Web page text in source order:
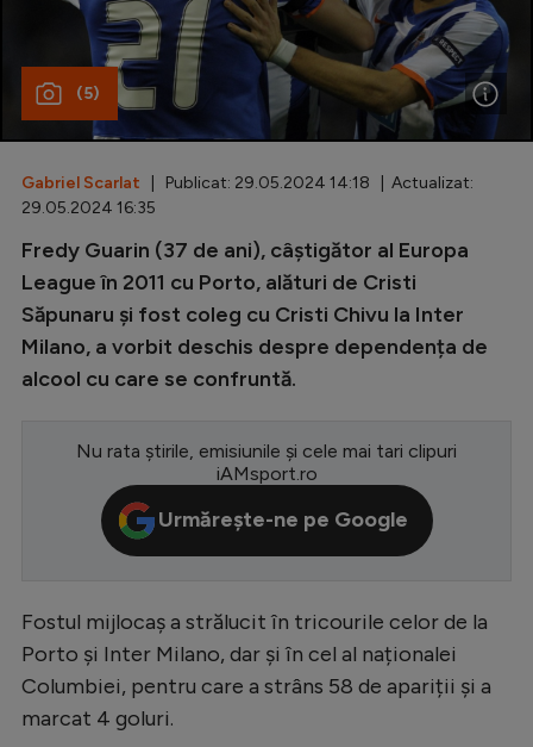
Special
Diverse
Inedit
Champions League
Europa League
Conference League
Premier League
LaLiga
Serie A
Ligue 1
Campionate
Starurile fotbalului
(5)
Gabriel Scarlat | Publicat: 29.05.2024 14:18 | Actualizat:
29.05.2024 16:35
Fredy Guarin (37 de ani), câștigător al Europa
League în 2011 cu Porto, alături de Cristi
Săpunaru și fost coleg cu Cristi Chivu la Inter
Milano, a vorbit deschis despre dependența de
alcool cu care se confruntă.
Nu rata știrile, emisiunile și cele mai tari clipuri
iAMsport.ro
Urmărește-ne pe Google
Fostul mijlocaș a strălucit în tricourile celor de la
Porto și Inter Milano, dar și în cel al naționalei
Columbiei, pentru care a strâns 58 de apariții și a
marcat 4 goluri.